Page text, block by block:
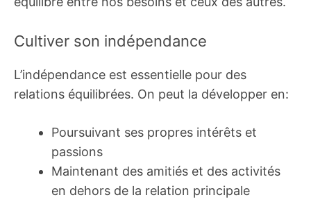
Cultiver son indépendance
L’indépendance est essentielle pour des
relations équilibrées. On peut la développer en:
Poursuivant ses propres intérêts et
passions
Maintenant des amitiés et des activités
en dehors de la relation principale